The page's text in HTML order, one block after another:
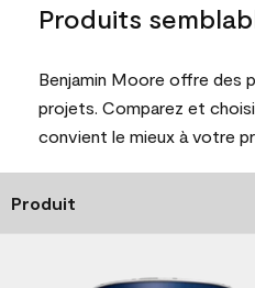
Produits
Benjamin Moore offre des
projets. Comparez et
convient le mieux à votre
Produit